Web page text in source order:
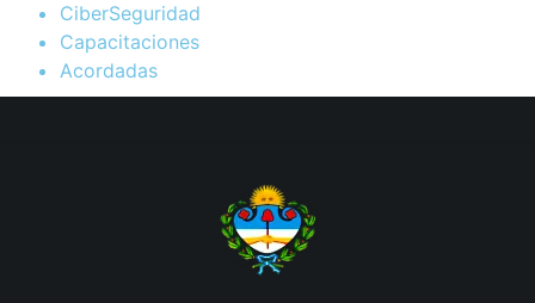
CiberSeguridad
Capacitaciones
Acordadas